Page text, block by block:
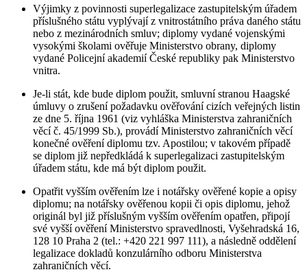
Výjimky z povinnosti superlegalizace zastupitelským úřadem
příslušného státu vyplývají z vnitrostátního práva daného státu
nebo z mezinárodních smluv; diplomy vydané vojenskými
vysokými školami ověřuje Ministerstvo obrany, diplomy
vydané Policejní akademií České republiky pak Ministerstvo
vnitra.
Je-li stát, kde bude diplom použit, smluvní stranou Haagské
úmluvy o zrušení požadavku ověřování cizích veřejných listin
ze dne 5. října 1961 (viz vyhláška Ministerstva zahraničních
věcí č. 45/1999 Sb.), provádí Ministerstvo zahraničních věcí
konečné ověření diplomu tzv. Apostilou; v takovém případě
se diplom již nepředkládá k superlegalizaci zastupitelským
úřadem státu, kde má být diplom použit.
Opatřit vyšším ověřením lze i notářsky ověřené kopie a opisy
diplomu; na notářsky ověřenou kopii či opis diplomu, jehož
originál byl již příslušným vyšším ověřením opatřen, připojí
své vyšší ověření Ministerstvo spravedlnosti, Vyšehradská 16,
128 10 Praha 2 (tel.: +420 221 997 111), a následně oddělení
legalizace dokladů konzulárního odboru Ministerstva
zahraničních věcí.